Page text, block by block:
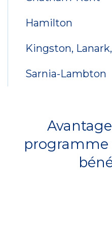
Hamilton
Kingston,
Sarnia-Lambton
programme